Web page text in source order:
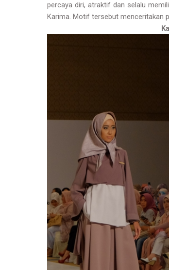
percaya diri, atraktif dan selalu
Karima. Motif tersebut menceritakan